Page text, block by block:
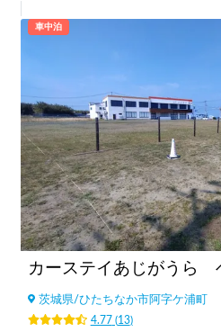
車中泊
茨城県/ひたちなか市阿字ケ浦町
4.77 (13)